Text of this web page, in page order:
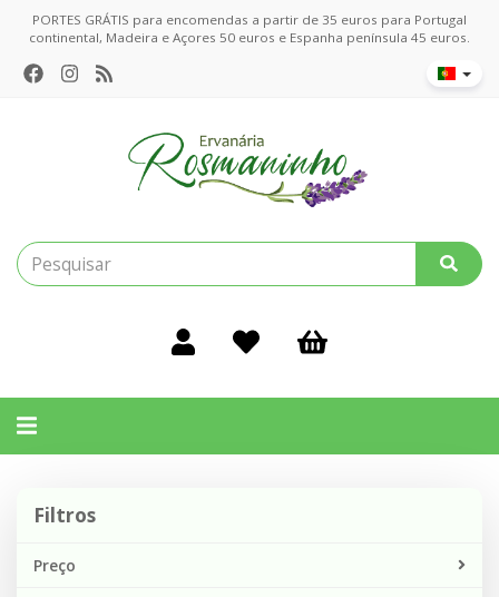
PORTES GRÁTIS para encomendas a partir de 35 euros para Portugal
continental, Madeira e Açores 50 euros e Espanha península 45 euros.
Alternar
Filtros
Preço